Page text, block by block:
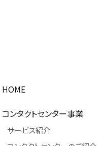
HOME
コンタクトセンター事業
サービス紹介